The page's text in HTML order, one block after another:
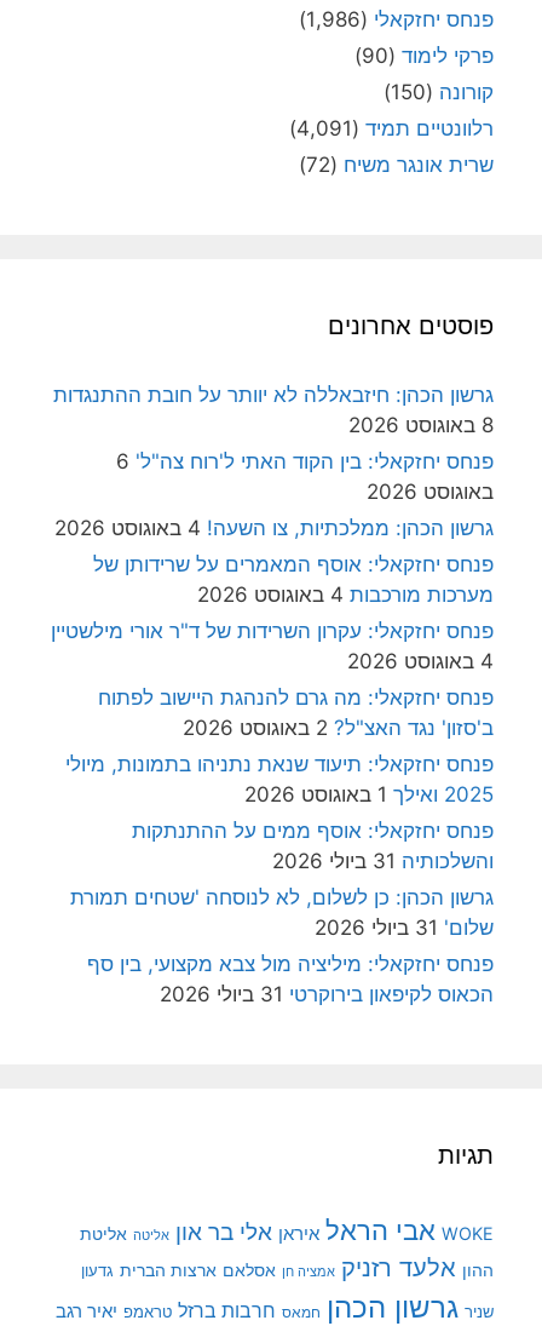
פנחס יחזקאלי (1,986)
פרקי לימוד (90)
קורונה (150)
רלוונטיים תמיד (4,091)
שרית אונגר משיח (72)
פוסטים אחרונים
גרשון הכהן: חיזבאללה לא יוותר על חובת ההתנגדות
8 באוגוסט 2026
פנחס יחזקאלי: בין הקוד האתי ל'רוח צה"ל' 6
באוגוסט 2026
גרשון הכהן: ממלכתיות, צו השעה! 4 באוגוסט 2026
פנחס יחזקאלי: אוסף המאמרים על שרידותן של
מערכות מורכבות 4 באוגוסט 2026
פנחס יחזקאלי: עקרון השרידות של ד"ר אורי מילשטיין
4 באוגוסט 2026
פנחס יחזקאלי: מה גרם להנהגת היישוב לפתוח
ב'סזון' נגד האצ"ל? 2 באוגוסט 2026
פנחס יחזקאלי: תיעוד שנאת נתניהו בתמונות, מיולי
2025 ואילך
1 באוגוסט 2026
פנחס יחזקאלי: אוסף ממים על ההתנתקות
והשלכותיה 31 ביולי 2026
גרשון הכהן: כן לשלום, לא לנוסחה 'שטחים תמורת
שלום' 31 ביולי 2026
פנחס יחזקאלי: מיליציה מול צבא מקצועי, בין סף
הכאוס לקיפאון בירוקרטי 31 ביולי 2026
תגיות
WOKE אבי הראל איראן אלי בר און אליטה אליטת
ההון אלעד רזניק אמציה חן אסלאם ארצות הברית גדעון
שניר גרשון הכהן חמאס חרבות ברזל טראמפ יאיר רגב